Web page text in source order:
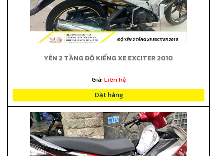
YÊN 2 TẦNG ĐỘ KIỂNG XE EXCITER 2010
Giá:Liên hệ
Đặt hàng